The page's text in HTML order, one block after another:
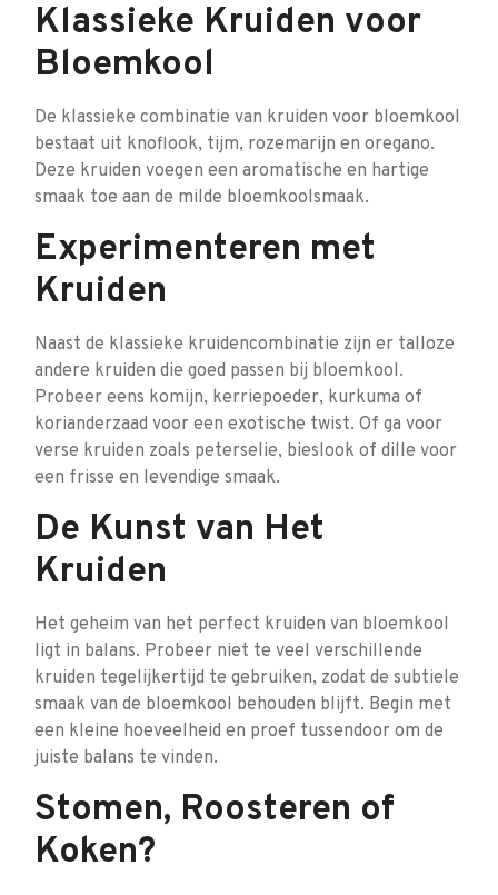
Klassieke Kruiden voor
Bloemkool
De klassieke combinatie van kruiden voor bloemkool
bestaat uit knoflook, tijm, rozemarijn en oregano.
Deze kruiden voegen een aromatische en hartige
smaak toe aan de milde bloemkoolsmaak.
Experimenteren met
Kruiden
Naast de klassieke kruidencombinatie zijn er talloze
andere kruiden die goed passen bij bloemkool.
Probeer eens komijn, kerriepoeder, kurkuma of
korianderzaad voor een exotische twist. Of ga voor
verse kruiden zoals peterselie, bieslook of dille voor
een frisse en levendige smaak.
De Kunst van Het
Kruiden
Het geheim van het perfect kruiden van bloemkool
ligt in balans. Probeer niet te veel verschillende
kruiden tegelijkertijd te gebruiken, zodat de subtiele
smaak van de bloemkool behouden blijft. Begin met
een kleine hoeveelheid en proef tussendoor om de
juiste balans te vinden.
Stomen, Roosteren of
Koken?